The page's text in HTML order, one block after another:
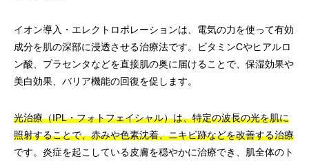
イオン導入・エレクトロポレーションは、電気の力を使って有効
成分を肌の深部に浸透させる治療法です。ビタミンCやヒアルロ
ン酸、プラセンタなどを直接肌の奥に届けることで、保湿効果や
美白効果、バリア機能の回復を促します。
光治療（IPL・フォトフェイシャル）は、特定の波長の光を肌に
照射することで、赤みや色素沈着、ニキビ跡などを改善する治療
です。炎症を起こしている皮膚を穏やかに治療でき、肌全体のト